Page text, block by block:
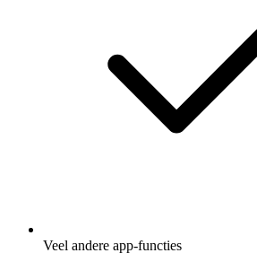
Veel andere app-functies